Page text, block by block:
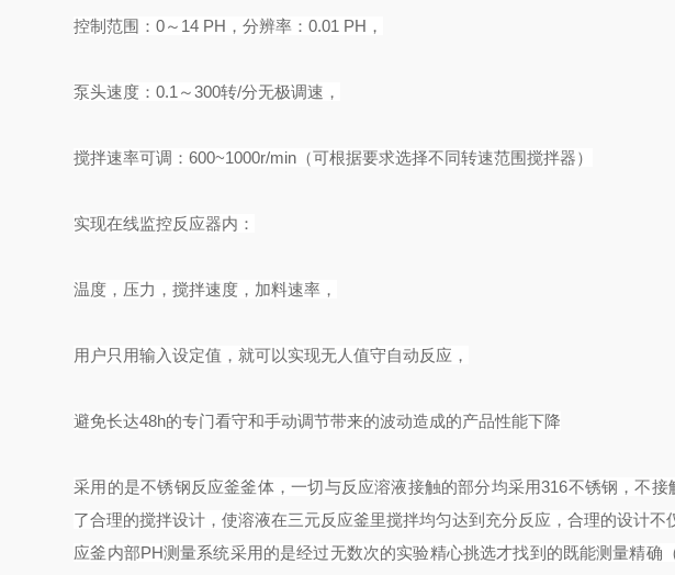
控制范围：0～14 PH，分辨率：0.01 PH，
泵头速度：0.1～300转/分无极调速，
搅拌速率可调：600~1000r/min（可根据要求选择不同转速范围搅拌器）
实现在线监控反应器内：
温度，压力，搅拌速度，加料速率，
用户只用输入设定值，就可以实现无人值守自动反应，
避免长达48h的专门看守和手动调节带来的波动造成的产品性能下降
采用的是不锈钢反应釜釜体，一切与反应溶液接触的部分均采用316不锈钢，不
了合理的搅拌设计，使溶液在三元反应釜里搅拌均匀达到充分反应，合理的设计
应釜内部PH测量系统采用的是经过无数次的实验精心挑选才找到的既能测量精确